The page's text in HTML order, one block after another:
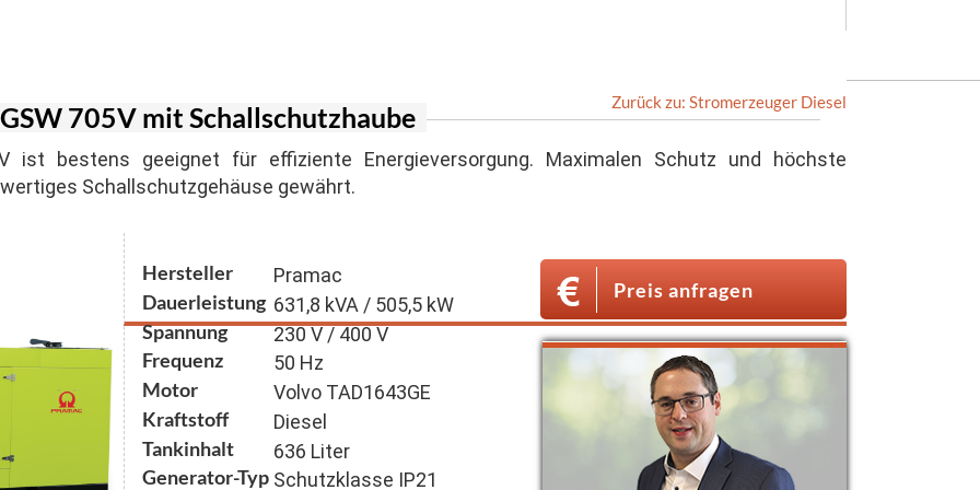
Zurück zu: Stromerzeuger Diesel
705V mit Schallschutzhaube
ist bestens geeignet für effiziente Energieversorgung. Maximalen Schutz und höchste
Schallschutzgehäuse gewährt.
Hersteller Pramac
Dauerleistung 631,8 kVA / 505,5 kW
Spannung 230 V / 400 V
Frequenz 50 Hz
Motor Volvo TAD1643GE
Kraftstoff Diesel
Tankinhalt 636 Liter
Generator-Typ Schutzklasse IP21
Preis anfragen